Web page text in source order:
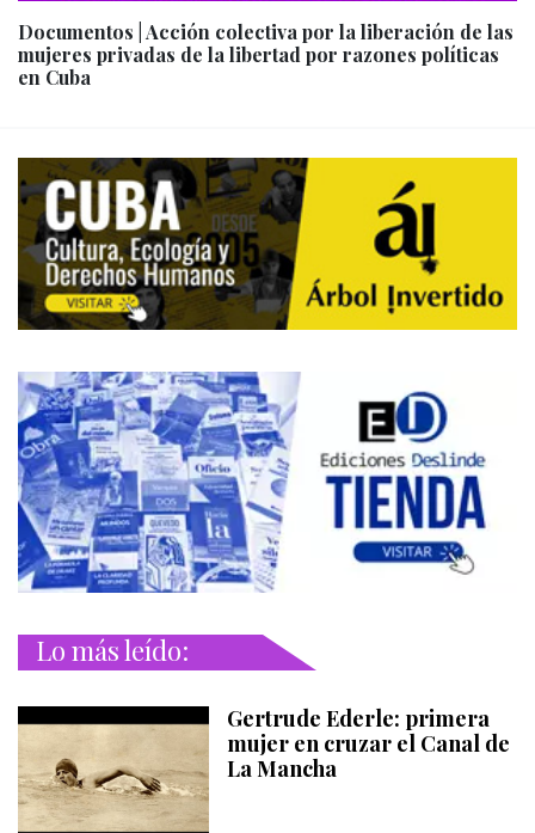
Documentos | Acción colectiva por la liberación de las
mujeres privadas de la libertad por razones políticas
en Cuba
Lo más leído:
Gertrude Ederle: primera
mujer en cruzar el Canal de
La Mancha